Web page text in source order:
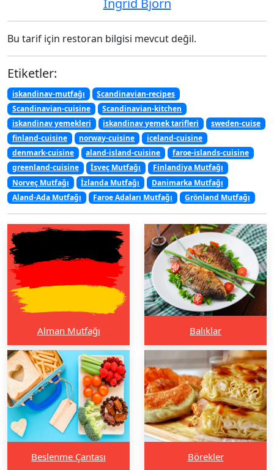
Bu tarif için restoran bilgisi mevcut değil.
Etiketler:
iskandinav-mutfağı
Scandinavian-recipes
Scandinavian-cuisine
Scandinavian-kitchen
iskandinav yemekleri
iskandinav yemek tarifleri
sweden-cuise
finland-cuisine
norway-cuisine
iceland-cuisine
denmark-cuisine
aland-island-cuisine
faroe-islands-cuisine
greenland-cuisine
İsveç Mutfağı
Finlandiya Mutfağı
Norveç Mutfağı
İzlanda Mutfağı
Danimarka Mutfağı
Aland-Ada Mutfağı
Faroe Adaları Mutfağı Grönland Mutfağı
Alman Mutfağı Balıklar
Beslenme Çantası Börekler